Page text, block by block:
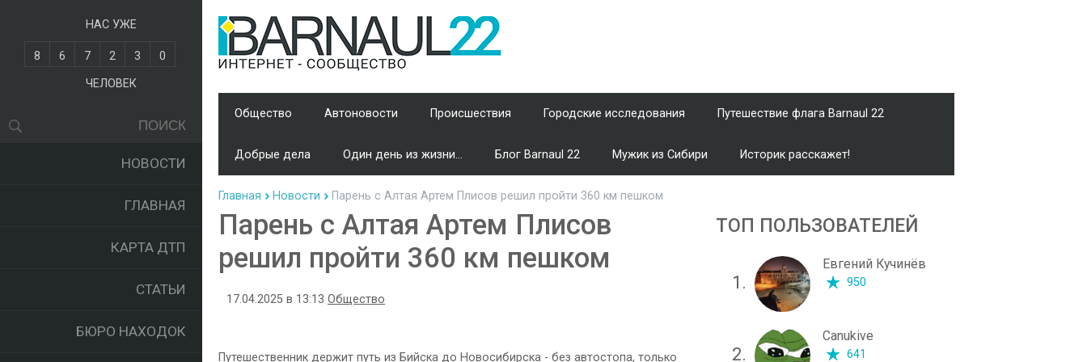
НАС УЖЕ
8 6 7 2 3
0
ЧЕЛОВЕК
НОВОСТИ
ГЛАВНАЯ
КАРТА ДТП
СТАТЬИ
БЮРО НАХОДОК
Общество Автоновости Происшествия Городские исследования Путешествие флага Barnaul 22
Добрые дела Один день из жизни... Блог Barnaul 22 Мужик из Сибири Историк расскажет!
Главная Новости Парень с Алтая Артем Плисов решил пройти 360 км пешком
Парень с Алтая Артем Плисов
решил пройти 360 км пешком
17.04.2025 в 13:13 Общество
Путешественник держит путь из Бийска до Новосибирска - без автостопа, только
ТОП ПОЛЬЗОВАТЕЛЕЙ
1.
Евгений Кучинёв
950
2.
Canukive
641